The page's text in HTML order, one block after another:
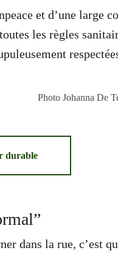
et d’une large
les règles
Photo Johanna De
durable
dans la rue, c’est